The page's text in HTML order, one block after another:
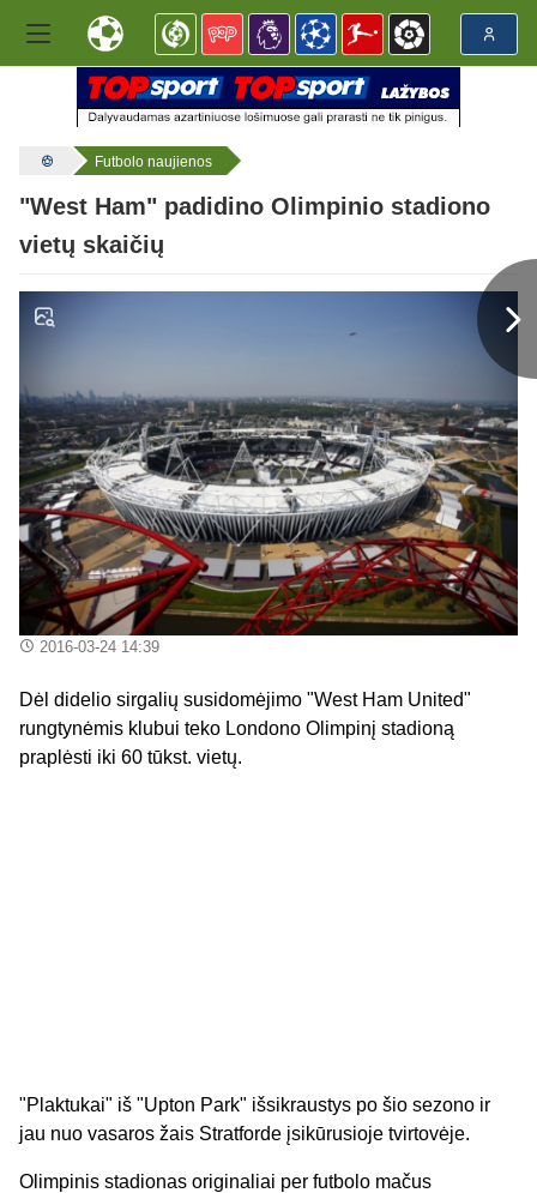
Futbolo naujienos
"West Ham" padidino Olimpinio stadiono
vietų skaičių
2016-03-24 14:39
Dėl didelio sirgalių susidomėjimo "West Ham United"
rungtynėmis klubui teko Londono Olimpinį stadioną
praplėsti iki 60 tūkst. vietų.
"Plaktukai" iš "Upton Park" išsikraustys po šio sezono ir
jau nuo vasaros žais Stratforde įsikūrusioje tvirtovėje.
Olimpinis stadionas originaliai per futbolo mačus